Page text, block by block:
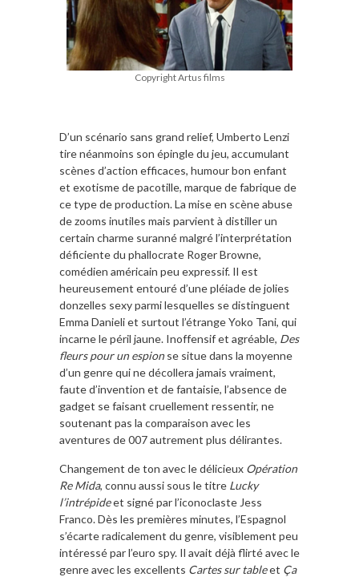
Copyright Artus films
D’un scénario sans grand relief, Umberto Lenzi
tire néanmoins son épingle du jeu, accumulant
scènes d’action efficaces, humour bon enfant
et exotisme de pacotille, marque de fabrique de
ce type de production. La mise en scène abuse
de zooms inutiles mais parvient à distiller un
certain charme suranné malgré l’interprétation
déficiente du phallocrate Roger Browne,
comédien américain peu expressif. Il est
heureusement entouré d’une pléiade de jolies
donzelles sexy parmi lesquelles se distinguent
Emma Danieli et surtout l’étrange Yoko Tani, qui
incarne le péril jaune. Inoffensif et agréable, Des
fleurs pour un espionse situe dans la moyenne
d’un genre qui ne décollera jamais vraiment,
faute d’invention et de fantaisie, l’absence de
gadget se faisant cruellement ressentir, ne
soutenant pas la comparaison avec les
aventures de 007 autrement plus délirantes.
Changement de ton avec le délicieux Opération
Re Mida, connu aussi sous le titre Lucky
l’intrépideet signé par l’iconoclaste Jess
Franco. Dès les premières minutes, l’Espagnol
s’écarte radicalement du genre, visiblement peu
intéressé par l’euro spy. Il avait déjà flirté avec le
genre avec les excellents Cartes sur tableet Ça